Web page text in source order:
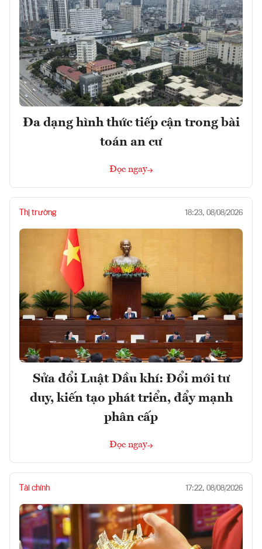
Đa dạng hình thức tiếp cận trong bài
toán an cư
Đọc ngay
Thị trường 18:23, 08/08/2026
Sửa đổi Luật Dầu khí: Đổi mới tư
duy, kiến tạo phát triển, đẩy mạnh
phân cấp
Đọc ngay
Tài chính 17:22, 08/08/2026